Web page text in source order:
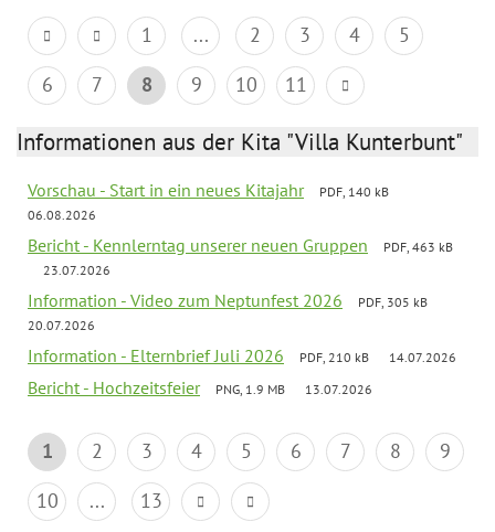
1 ... 2 3 4
5
6
7 8 9 10 11
Informationen aus der Kita "Villa Kunterbunt"
Vorschau - Start in ein neues Kitajahr
PDF, 140 kB
06.08.2026
Bericht - Kennlerntag unserer neuen Gruppen
PDF, 463 kB
23.07.2026
Information - Video zum Neptunfest 2026
PDF, 305 kB
20.07.2026
Information - Elternbrief Juli 2026 PDF, 210 kB 14.07.2026
Bericht - Hochzeitsfeier PNG, 1.9 MB 13.07.2026
1 2 3 4 5 6 7 8
9
10
... 13